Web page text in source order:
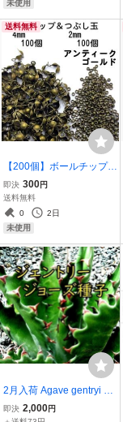
未使用
送料無料
【200個】ボールチップ1
00個＆つぶし玉100個セ
ット 金古美 青銅BAC05
即決 300円
送料無料
0
2日
未使用
2月入荷 Agave gentryi Ja
ws アガベ ジェントリー
即決 2,000円